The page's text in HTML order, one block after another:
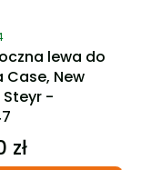
lewa do
Case, New
Steyr -
zł